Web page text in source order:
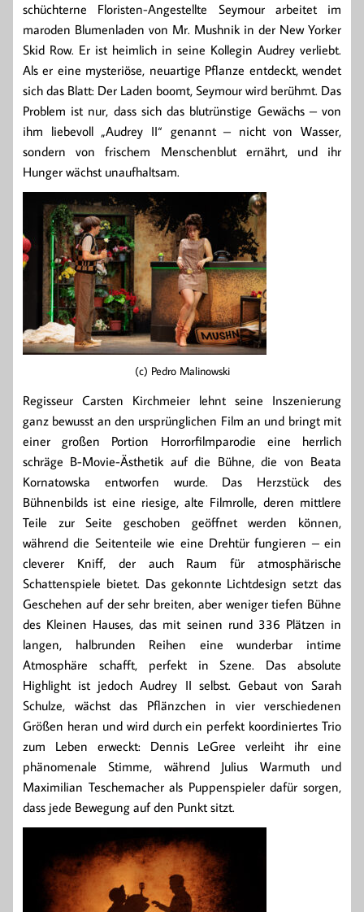
schüchterne Floristen-Angestellte Seymour arbeitet im
maroden Blumenladen von Mr. Mushnik in der New Yorker
Skid Row. Er ist heimlich in seine Kollegin Audrey verliebt.
Als er eine mysteriöse, neuartige Pflanze entdeckt, wendet
sich das Blatt: Der Laden boomt, Seymour wird berühmt. Das
Problem ist nur, dass sich das blutrünstige Gewächs – von
ihm liebevoll „Audrey II“ genannt – nicht von Wasser,
sondern von frischem Menschenblut ernährt, und ihr
Hunger wächst unaufhaltsam.
(c) Pedro Malinowski
Regisseur Carsten Kirchmeier lehnt seine Inszenierung
ganz bewusst an den ursprünglichen Film an und bringt mit
einer großen Portion Horrorfilmparodie eine herrlich
schräge B-Movie-Ästhetik auf die Bühne, die von Beata
Kornatowska entworfen wurde. Das Herzstück des
Bühnenbilds ist eine riesige, alte Filmrolle, deren mittlere
Teile zur Seite geschoben geöffnet werden können,
während die Seitenteile wie eine Drehtür fungieren – ein
cleverer Kniff, der auch Raum für atmosphärische
Schattenspiele bietet. Das gekonnte Lichtdesign setzt das
Geschehen auf der sehr breiten, aber weniger tiefen Bühne
des Kleinen Hauses, das mit seinen rund 336 Plätzen in
langen, halbrunden Reihen eine wunderbar intime
Atmosphäre schafft, perfekt in Szene. Das absolute
Highlight ist jedoch Audrey II selbst. Gebaut von Sarah
Schulze, wächst das Pflänzchen in vier verschiedenen
Größen heran und wird durch ein perfekt koordiniertes Trio
zum Leben erweckt: Dennis LeGree verleiht ihr eine
phänomenale Stimme, während Julius Warmuth und
Maximilian Teschemacher als Puppenspieler dafür sorgen,
dass jede Bewegung auf den Punkt sitzt.